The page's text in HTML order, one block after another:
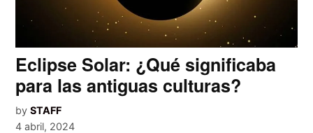
Eclipse Solar: ¿Qué significaba
para las antiguas culturas?
by STAFF
4 abril, 2024